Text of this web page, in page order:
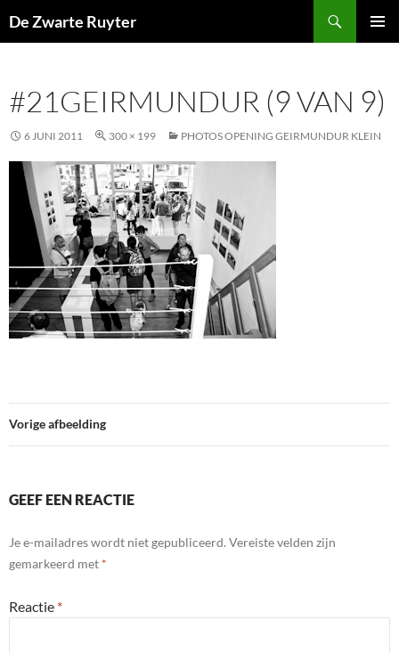
naar
De Zwarte Ruyter
#21GEIRMUNDUR (9 VAN 9)
6 JUNI 2011 300 × 199 PHOTOS OPENING GEIRMUNDUR KLEIN
Vorige afbeelding
GEEF EEN REACTIE
Je e-mailadres wordt niet gepubliceerd. Vereiste velden zijn
gemarkeerd met *
Reactie *